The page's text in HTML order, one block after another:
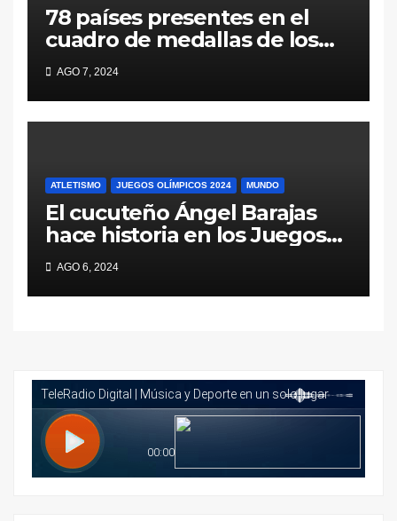
78 países presentes en el
cuadro de medallas de los
JJ.OO. ¡El diploma es solo un
incentivo!
AGO 7, 2024
ATLETISMO JUEGOS OLÍMPICOS 2024 MUNDO
El cucuteño Ángel Barajas
hace historia en los Juegos
Olímpicos
AGO 6, 2024